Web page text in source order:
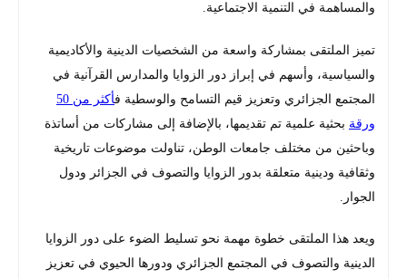
والمساهمة في التنمية الاجتماعية.
تميز الملتقى بمشاركة واسعة من الشخصيات الدينية والأكاديمية
والسياسية، وأسهم في إبراز دور الزوايا والمدارس القرآنية في
المجتمع الجزائري وتعزيز قيم التسامح والوسطية ف
أكثر من 50
ورقة بحثية علمية تم تقديمها، بالإضافة إلى مشاركات من أساتذة
وباحثين من مختلف جامعات الوطن، تناولت موضوعات تاريخية
وثقافية ودينية متعلقة بدور الزوايا والتصوف في الجزائر ودول
الجوار.
ويعد هذا الملتقى خطوة مهمة نحو تسليط الضوء على دور الزوايا
الدينية والتصوف في المجتمع الجزائري ودورها الحيوي في تعزيز